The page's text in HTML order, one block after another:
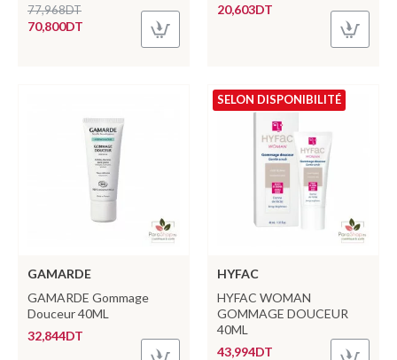
70,800DT
77,968DT
20,603DT
GAMARDE
GAMARDE Gommage
Douceur 40ML
32,844DT
SELON DISPONIBILITÉ
HYFAC
HYFAC WOMAN
GOMMAGE DOUCEUR
40ML
43,994DT